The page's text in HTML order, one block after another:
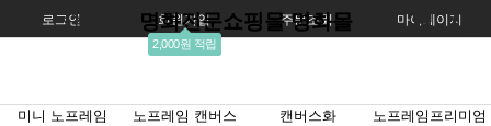
로그인 회원가입
2,000원 적립
주문조회 마이페이지
명화전문쇼핑몰 명화몰
미니 노프레임 노프레임 캔버스 캔버스화
노프레임프리미엄